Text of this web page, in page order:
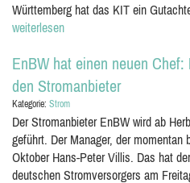
Württemberg hat das KIT ein
weiterlesen
EnBW hat einen neuen
den Stromanbieter
Kategorie: Strom
Der Stromanbieter EnBW wird ab
geführt. Der Manager, der
Oktober Hans-Peter Villis. Das hat
deutschen Stromversorgers am